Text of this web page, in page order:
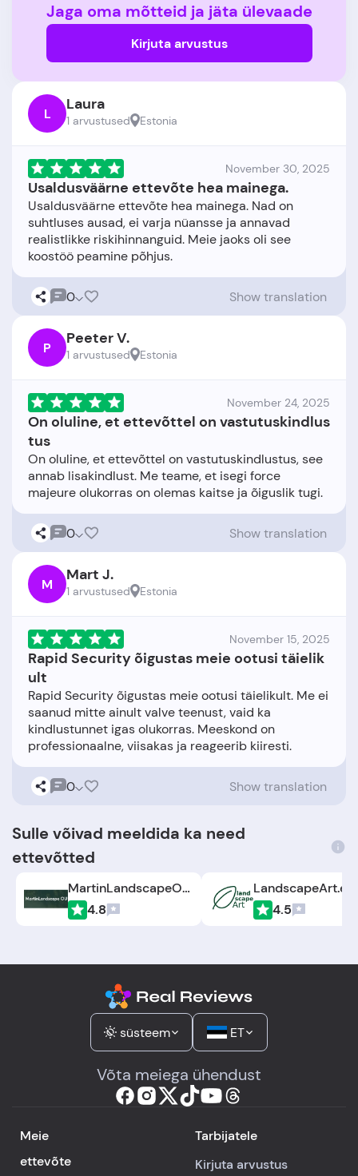
Jaga oma mõtteid ja jäta ülevaade
Kirjuta arvustus
L Laura
1 arvustused Estonia
November 30, 2025
Usaldusväärne ettevõte hea mainega.
Usaldusväärne ettevõte hea mainega. Nad on
suhtluses ausad, ei varja nüansse ja annavad
realistlikke riskihinnanguid. Meie jaoks oli see
0 Show translation
P Peeter V.
1 arvustused Estonia
November 24, 2025
On oluline, et ettevõttel on vastutuskindlus
tus
On oluline, et ettevõttel on vastutuskindlustus, see
annab lisakindlust. Me teame, et isegi force
0 Show translation
M Mart J.
1 arvustused Estonia
November 15, 2025
Rapid Security õigustas meie ootusi täielik
ult
Rapid Security õigustas meie ootusi täielikult. Me ei
saanud mitte ainult valve teenust, vaid ka
kindlustunnet igas olukorras. Meeskond on
0 Show translation
Sulle võivad meeldida ka need
ettevõtted
MartinLandscapeOU.com
4.8
LandscapeArt.ee
4.5
süsteem ET
Võta meiega ühendust
Meie
ettevõte
Tarbijatele
Kirjuta arvustus